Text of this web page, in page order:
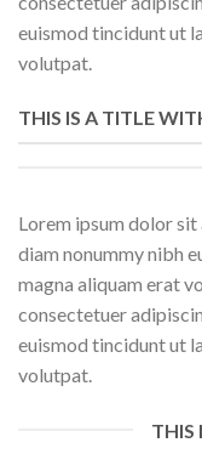
euismod tincidunt ut
volutpat.
THIS IS A TITLE
Lorem ipsum dolor
diam nonummy nibh
magna aliquam erat
consectetuer
euismod tincidunt ut
volutpat.
THIS